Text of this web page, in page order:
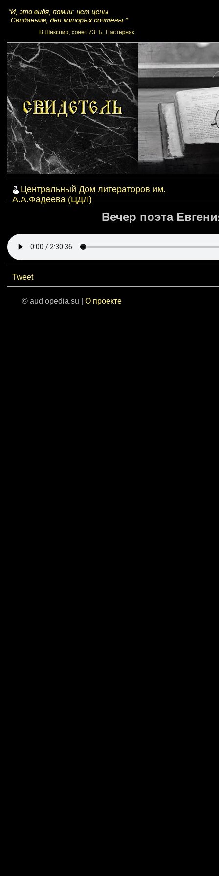
Центральный Дом литераторов им.
А.А.Фадеева (ЦДЛ)
Вечер поэта
Tweet
© audiopedia.su | О проекте